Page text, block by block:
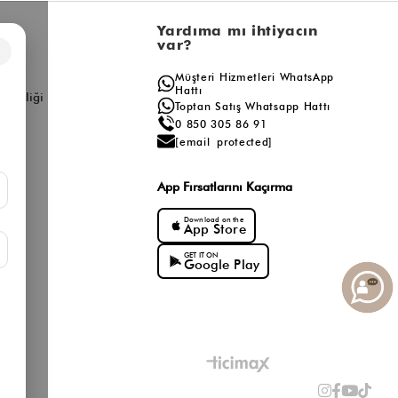
Birliği
Yardıma mı ihtiyacın
var?
Müşteri Hizmetleri WhatsApp
Hattı
Toptan Satış Whatsapp Hattı
0 850 305 86 91
[email protected]
App Fırsatlarını Kaçırma
Download on the
App Store
GET IT ON
Google Play